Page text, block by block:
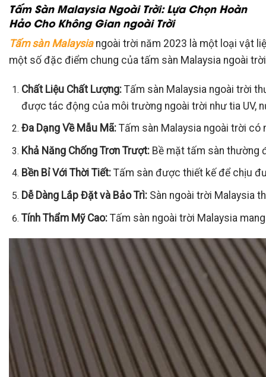
Tấm Sàn Malaysia Ngoài Trời: Lựa Chọn Hoàn
Hảo Cho Không Gian ngoài Trời
Tấm sàn Malaysiangoài trời năm 2023 là một loại vật
một số đặc điểm chung của tấm sàn Malaysia ngoài
Chất Liệu Chất Lượng:Tấm sàn Malaysia ngoài trời
được tác động của môi trường ngoài trời như tia UV,
Đa Dạng Về Mẫu Mã:Tấm sàn Malaysia ngoài trời có
Khả Năng Chống Trơn Trượt:Bề mặt tấm sàn thường
Bền Bỉ Với Thời Tiết:Tấm sàn được thiết kế để chịu
Dễ Dàng Lắp Đặt và Bảo Trì:Sàn ngoài trời Malaysia
Tính Thẩm Mỹ Cao:Tấm sàn ngoài trời Malaysia